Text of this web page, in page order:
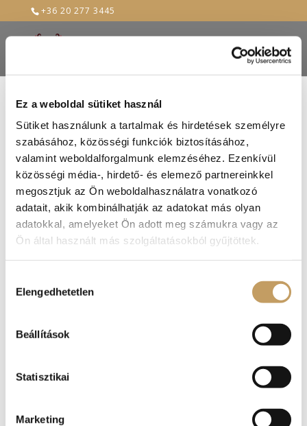
Ez a weboldal sütiket használ
Sütiket használunk a tartalmak és hirdetések személyre
szabásához, közösségi funkciók biztosításához,
valamint weboldalforgalmunk elemzéséhez. Ezenkívül
közösségi média-, hirdető- és elemező partnereinkkel
megosztjuk az Ön weboldalhasználatra vonatkozó
adatait, akik kombinálhatják az adatokat más olyan
adatokkal, amelyeket Ön adott meg számukra vagy az
Ön által használt más szolgáltatásokból gyűjtöttek.
kiválasztása
Elengedhetetlen
Beállítások
Statisztikai
Marketing
+36 20 277 3445
Egy tökéletes pontyhalászlé ponty filével,
Jó szokásunkhoz híven idén decemberben is
receptjét különleges ajánlataink sorába. Nem túl